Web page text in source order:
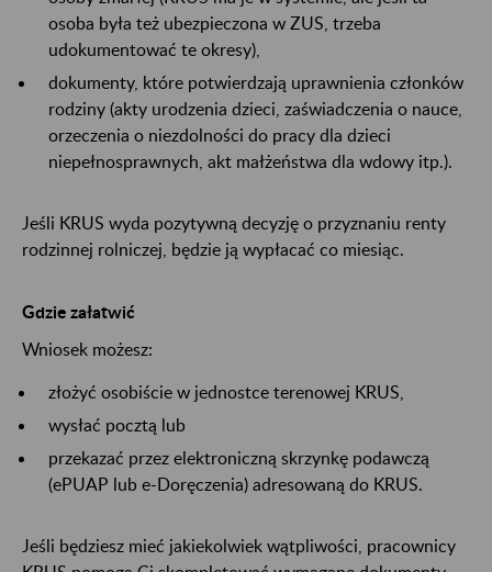
osoba była też ubezpieczona w ZUS, trzeba
udokumentować te okresy),
dokumenty, które potwierdzają uprawnienia członków
rodziny (akty urodzenia dzieci, zaświadczenia o nauce,
orzeczenia o niezdolności do pracy dla dzieci
niepełnosprawnych, akt małżeństwa dla wdowy itp.).
Jeśli KRUS wyda pozytywną decyzję o przyznaniu renty
rodzinnej rolniczej, będzie ją wypłacać co miesiąc.
Gdzie załatwić
Wniosek możesz:
złożyć osobiście w jednostce terenowej KRUS,
wysłać pocztą lub
przekazać przez elektroniczną skrzynkę podawczą
(ePUAP lub e-Doręczenia) adresowaną do KRUS.
Jeśli będziesz mieć jakiekolwiek wątpliwości, pracownicy